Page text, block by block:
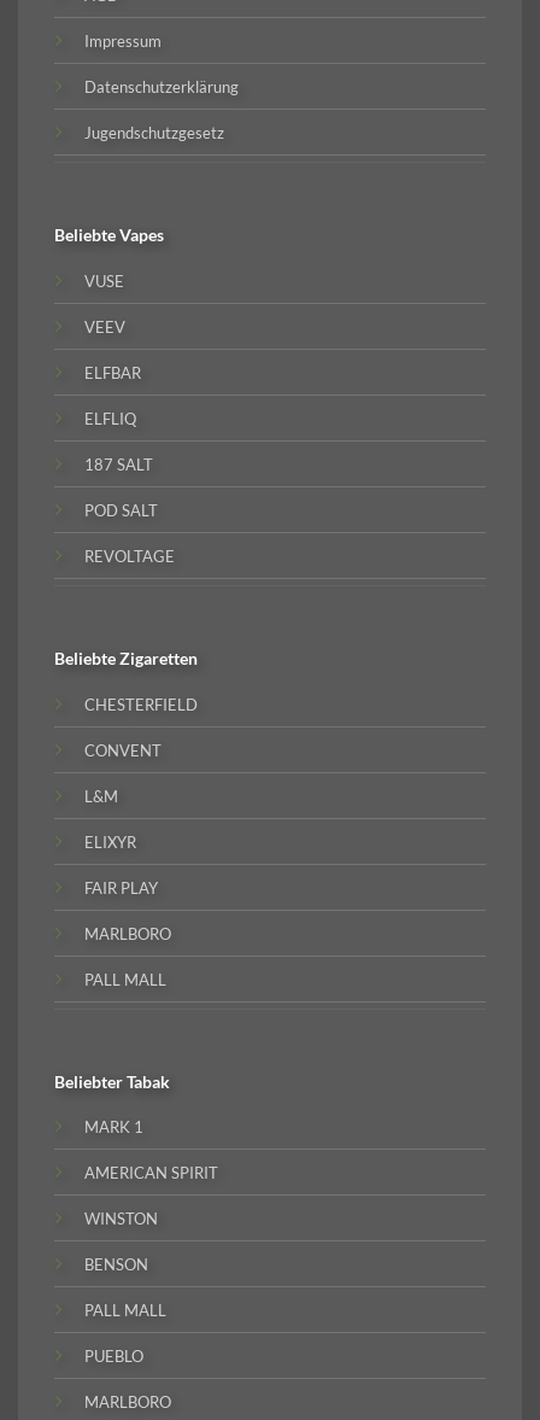
Impressum
Datenschutzerklärung
Jugendschutzgesetz
BeliebteVapes
VUSE
VEEV
ELFBAR
ELFLIQ
187 SALT
POD SALT
REVOLTAGE
BeliebteZigaretten
CHESTERFIELD
CONVENT
L&M
ELIXYR
FAIR PLAY
MARLBORO
PALL MALL
BeliebterTabak
MARK 1
AMERICAN SPIRIT
WINSTON
BENSON
PALL MALL
PUEBLO
MARLBORO